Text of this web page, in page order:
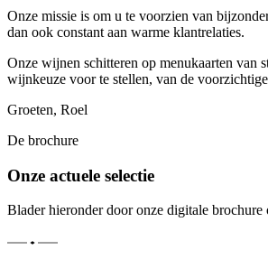
Onze missie is om u te voorzien van
dan ook constant aan warme klantrelaties.
Onze wijnen schitteren op menukaarten van
wijnkeuze voor te stellen, van de
Groeten, Roel
De brochure
Onze actuele selectie
Blader hieronder door onze digitale brochure